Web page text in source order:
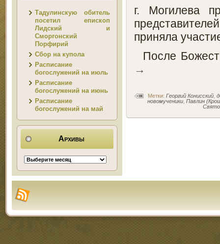
Тадулинскую обитель
посетил епископ
Лидский и
Сморгонский
Порфирий
Сбор на купола
Расписание
богослужений на июль
Расписание
богослужений на июнь
Расписание
богослужений на май
Архивы
г. Могилева
приняла
После
→
Метки: Георгий Конисский
новомученики Павлин